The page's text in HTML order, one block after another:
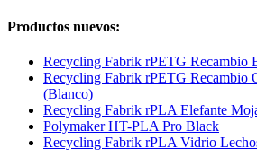
Productos nuevos:
Recycling Fabrik rPETG Recambio
Recycling Fabrik rPETG Recambio
(Blanco)
Recycling Fabrik rPLA Elefante
Polymaker HT-PLA Pro Black
Recycling Fabrik rPLA Vidrio